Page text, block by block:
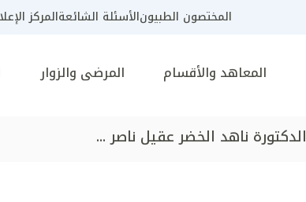
المختصون الطبيونالأسئلة الشائعةالمركز
المعاهد والأقسام المرضى والزوار
الدكتورة ناهد الخضر عقيل ناصر ...